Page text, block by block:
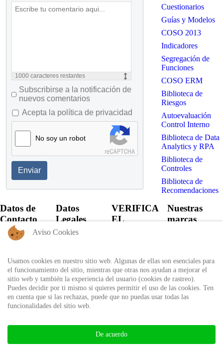
1000 caracteres restantes
Subscribirse a la notificación de
nuevos comentarios
Acepta la política de privacidad
No soy un robot
Enviar
Cuestionarios
Guías y Modelos
COSO 2013
Indicadores
Segregación de
Funciones
COSO ERM
Biblioteca de
Riesgos
Autoevaluación
Control Interno
Biblioteca de Data
Analytics y RPA
Biblioteca de
Controles
Biblioteca de
Recomendaciones
Datos de
Contacto
+57 60 1
6818530
+57 311
8666327 - 323
6964227
info@auditool.org
Datos
Legales
Política de
Uso
Autorización
de
tratamiento
VERIFICA
EL
certificado
expedido por
Auditool usando
el ID único
Certificado
Nuestras
marcas
Aviso Cookies
Usamos cookies en nuestro sitio web. Algunas de ellas son esenciales para
el funcionamiento del sitio, mientras que otras nos ayudan a mejorar el
sitio web y también la experiencia del usuario (cookies de rastreo).
Puedes decidir por ti mismo si quieres permitir el uso de las cookies. Ten
en cuenta que si las rechazas, puede que no puedas usar todas las
funcionalidades del sitio web.
De acuerdo